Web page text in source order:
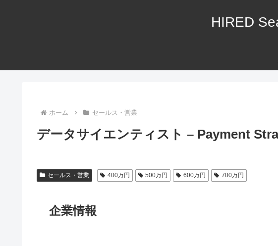
HIRED
ホーム セールス・営業
データサイエンティスト – Payment
セールス・営業 400万円 500万円 600万円 700万円
企業情報